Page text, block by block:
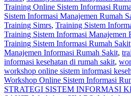
Training Online Sistem Informasi
Sistem Informasi Manajemen Rumah
Training Simrs, Training Sistem
Training Sistem Informasi Manajemen
Training Sistem Informasi Rumah Sakit
Manajemen Informasi Rumah Sakit,
informasi kesehatan di rumah sakit,
workshop online sistem informasi
Workshop Online Sistem Informasi
STRATEGI SISTEM INFORMASI